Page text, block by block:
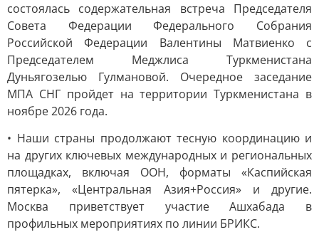
состоялась содержательная встреча Председателя
Совета Федерации Федерального Собрания
Российской Федерации Валентины Матвиенко с
Председателем Меджлиса Туркменистана
Дуньягозелью Гулмановой. Очередное заседание
МПА СНГ пройдет на территории Туркменистана в
ноябре 2026 года.
• Наши страны продолжают тесную координацию и
на других ключевых международных и региональных
площадках, включая ООН, форматы «Каспийская
пятерка», «Центральная Азия+Россия» и другие.
Москва приветствует участие Ашхабада в
профильных мероприятиях по линии БРИКС.